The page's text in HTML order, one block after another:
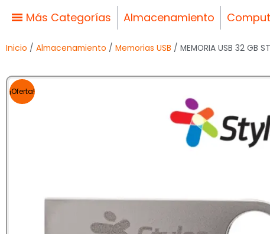
Más Categorías Almacenamiento
Inicio / Almacenamiento / Memorias USB / MEMORIA USB 32 GB
¡Oferta!